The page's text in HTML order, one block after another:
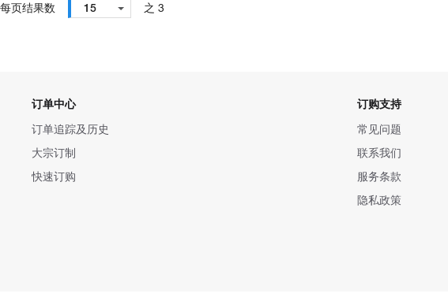
每页结果数 15 之 3
订单中心
订单追踪及历史
大宗订制
快速订购
订购支持
常见问题
联系我们
服务条款
隐私政策